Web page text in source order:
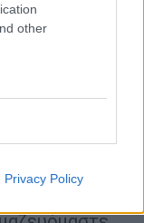
other
Privacy Policy
Φώτης
και λαλούν»